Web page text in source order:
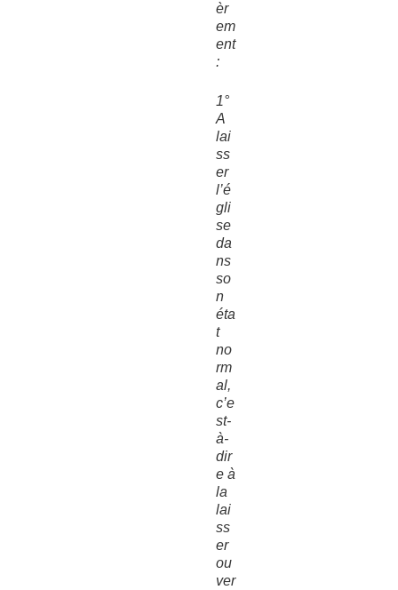
èr
em
ent
:
1°
A
lai
ss
er
l’é
gli
se
da
ns
so
n
éta
t
no
rm
al,
c’e
st-
à-
dir
e à
la
lai
ss
er
ou
ver